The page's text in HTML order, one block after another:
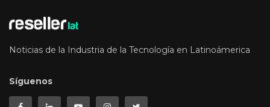
Noticias de la Industria de la Tecnología en Latinoámerica
Síguenos